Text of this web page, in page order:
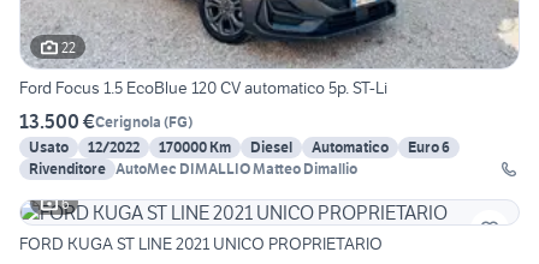
22
Ford Focus 1.5 EcoBlue 120 CV automatico 5p. ST-Li
13.500 €Cerignola (FG)
Usato
12/2022 170000 Km Diesel Automatico
Euro 6
Rivenditore AutoMec DIMALLIO Matteo Dimallio
6
FORD KUGA ST LINE 2021 UNICO PROPRIETARIO